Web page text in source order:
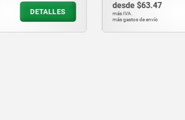
DETALLES
desde$131.09
más IVA.
más gastos de envío